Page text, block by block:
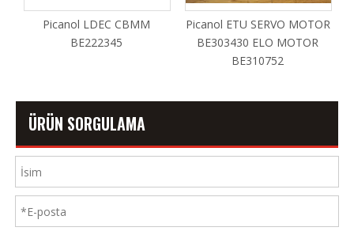
Picanol LDEC CBMM
BE222345
Picanol ETU SERVO MOTOR
BE303430 ELO MOTOR
BE310752
ÜRÜN SORGULAMA